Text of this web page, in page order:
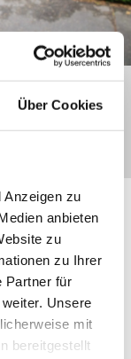
Über Cookies
Anzeigen zu
anbieten
zu
zu Ihrer
Partner für
Unsere
mit
bereitgestellt
»
werden
einem